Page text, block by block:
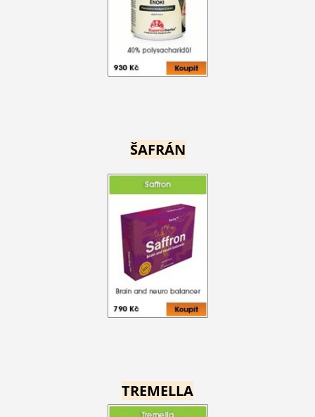
ŠAFRÁN
TREMELLA